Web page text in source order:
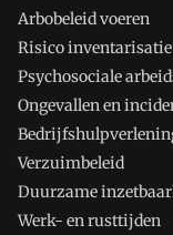
Arbobeleid voeren
Risico
Psychosociale
Ongevallen en
Verzuimbeleid
Duurzame
Werk- en rusttijden